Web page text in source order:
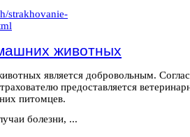
животных
является добровольным.
предоставляется
питомцев.
болезни, ...